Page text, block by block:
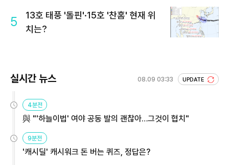
5
13호 태풍 '돌핀'·15호 '찬홈' 현재 위
치는?
실시간 뉴스 08.09 03:33 UPDATE
4분전
與 "'하늘이법' 여야 공동 발의 괜찮아…그것이 협치"
9분전
'캐시딜' 캐시워크 돈 버는 퀴즈, 정답은?